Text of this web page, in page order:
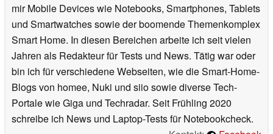
mir Mobile Devices wie Notebooks, Smartphones, Tablets
und Smartwatches sowie der boomende Themenkomplex
Smart Home. In diesen Bereichen arbeite ich seit vielen
Jahren als Redakteur für Tests und News. Tätig war oder
bin ich für verschiedene Webseiten, wie die Smart-Home-
Blogs von homee, Nuki und siio sowie diverse Tech-
Portale wie Giga und Techradar. Seit Frühling 2020
schreibe ich News und Laptop-Tests für Notebookcheck.